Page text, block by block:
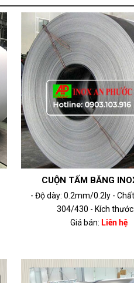
CUỘN TẤM BĂNG
- Độ dày: 0.2mm/0.2ly -
304/430 - Kích
Giá bán: Liên hệ